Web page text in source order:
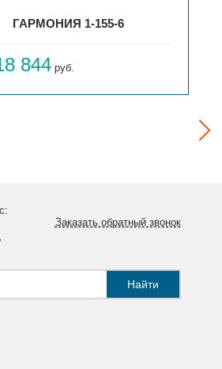
ГАРМОНИЯ 1-155-6
844 руб.
Заказать обратный звонок
Найти